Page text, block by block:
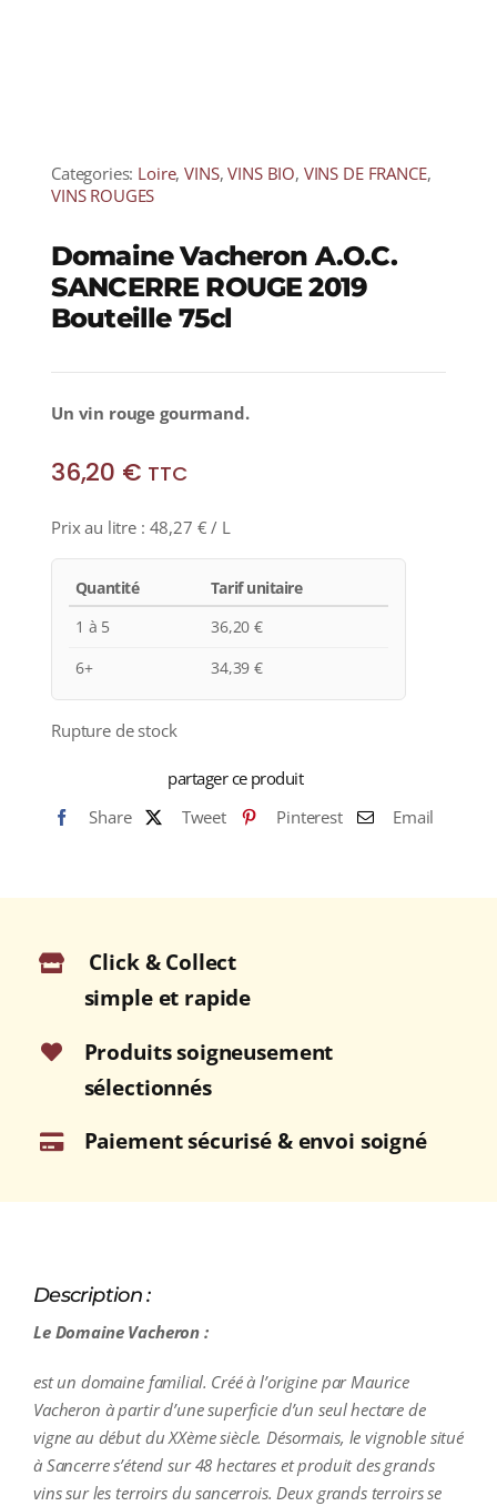
Categories: Loire,VINS,VINS BIO, VINS DE FRANCE,
VINS ROUGES
Domaine Vacheron A.O.C.
SANCERRE ROUGE 2019
Bouteille 75cl
Un vin rouge gourmand.
36,20 € TTC
Prix au litre : 48,27 € / L
Quantité
Tarif unitaire
1 à 5
36,20€
6+
34,39€
Rupture de stock
partager ce produit
Share
Tweet Pinterest Email
Click & Collect
simple et rapide
Produits soigneusement
sélectionnés
Paiement sécurisé & envoi soigné
Description :
Le Domaine Vacheron :
est un domaine familial. Créé à l’origine par Maurice
Vacheron à partir d’une superficie d’un seul hectare de
vigne au début du XXème siècle. Désormais, le vignoble situé
à Sancerre s’étend sur 48 hectares et produit des grands
vins sur les terroirs du sancerrois. Deux grands terroirs se